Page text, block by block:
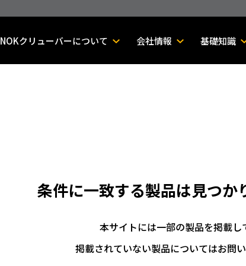
NOKクリューバーについて 会社情報 基礎知識
条件に一致する製品は見つか
本サイトには一部の製品を掲載し
掲載されていない製品についてはお問